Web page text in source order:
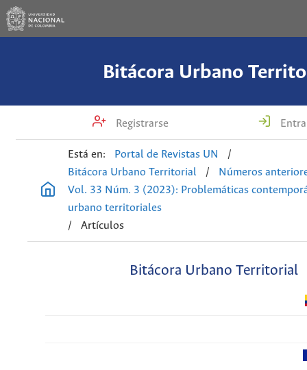
Bitácora Urbano
Registrarse
Está en: Portal de Revistas UN
/
Bitácora Urbano Territorial
/
Números
Vol. 33 Núm. 3 (2023): Problemáticas
urbano territoriales
/
Artículos
Bitácora Urbano Territorial